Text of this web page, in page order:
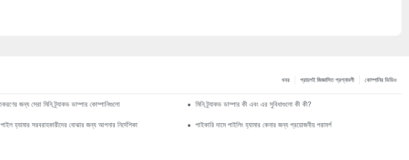
কোম্পানির ভিডিও
প্রায়শই জিজ্ঞাসিত প্রশ্নাবলী
খবর
জন্য সেরা মিনি ট্র্যাকড ডাম্পার কোম্পানিগুলো মিনি ট্র্যাকড ডাম্পার কী এবং এর সুবিধাগুলো কী কী?
হ্যামার সরবরাহকারীদের বোঝার জন্য আপনার নির্দেশিকা পাইকারি দামে পাইলিং হ্যামার কেনার জন্য প্রয়োজনীয় পরামর্শ